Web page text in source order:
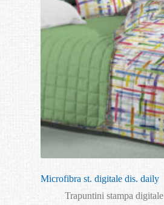
Microfibra st. digitale dis. daily
Trapuntini stampa digitale